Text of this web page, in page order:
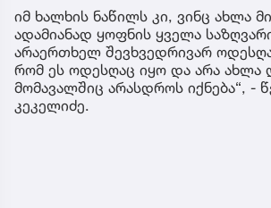
იმ ხალხის ნაწილს კი, ვინც ახლა
ადამიანად ყოფნის ყველა
არაერთხელ შევხვედრივარ
რომ ეს ოდესღაც იყო და არა
მომავალშიც არასდროს იქნება“, -
კეკელიძე.